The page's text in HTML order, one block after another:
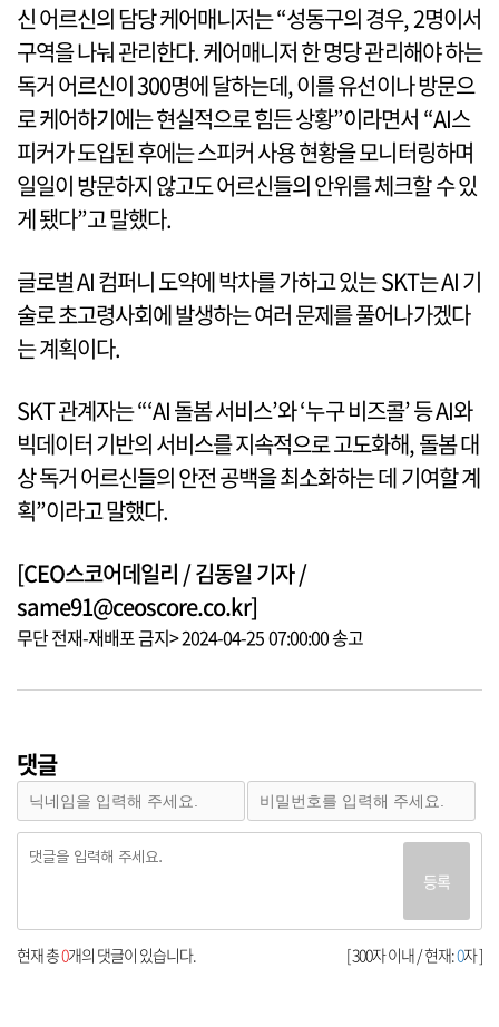
신 어르신의 담당 케어매니저는 “성동구의 경우, 2명이서
구역을 나눠 관리한다. 케어매니저 한 명당 관리해야 하는
독거 어르신이 300명에 달하는데, 이를 유선이나 방문으
로 케어하기에는 현실적으로 힘든 상황”이라면서 “AI스
피커가 도입된 후에는 스피커 사용 현황을 모니터링하며
일일이 방문하지 않고도 어르신들의 안위를 체크할 수 있
게 됐다”고 말했다.
글로벌 AI 컴퍼니 도약에 박차를 가하고 있는 SKT는 AI 기
술로 초고령사회에 발생하는 여러 문제를 풀어나가겠다
는 계획이다.
SKT 관계자는 “‘AI 돌봄 서비스’와 ‘누구 비즈콜’ 등 AI와
빅데이터 기반의 서비스를 지속적으로 고도화해, 돌봄 대
상 독거 어르신들의 안전 공백을 최소화하는 데 기여할 계
획”이라고 말했다.
[CEO스코어데일리 / 김동일 기자 /
same91@ceoscore.co.kr]
무단 전재-재배포 금지> 2024-04-25 07:00:00 송고
댓글
등록
[ 300자 이내 / 현재:0자 ]
현재 총0개의 댓글이 있습니다.